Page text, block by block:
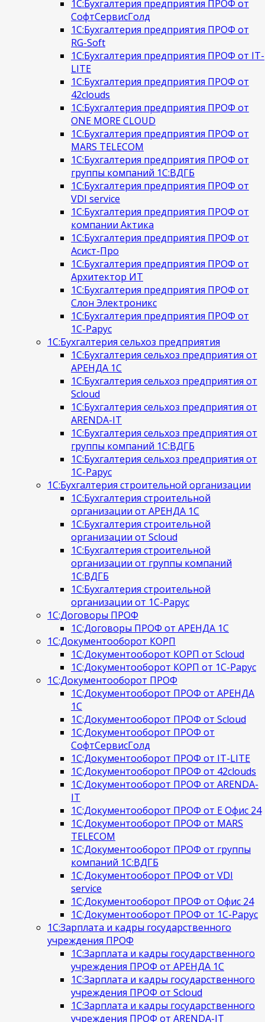
1С:Бухгалтерия предприятия ПРОФ от
СофтСервисГолд
1С:Бухгалтерия предприятия ПРОФ от
RG-Soft
1С:Бухгалтерия предприятия ПРОФ от IT-
LITE
1С:Бухгалтерия предприятия ПРОФ от
42clouds
1С:Бухгалтерия предприятия ПРОФ от
ONE MORE CLOUD
1С:Бухгалтерия предприятия ПРОФ от
MARS TELECOM
1С:Бухгалтерия предприятия ПРОФ от
группы компаний 1С:ВДГБ
1С:Бухгалтерия предприятия ПРОФ от
VDI service
1С:Бухгалтерия предприятия ПРОФ от
компании Актика
1С:Бухгалтерия предприятия ПРОФ от
Асист-Про
1С:Бухгалтерия предприятия ПРОФ от
Архитектор ИТ
1С:Бухгалтерия предприятия ПРОФ от
Слон Электроникс
1С:Бухгалтерия предприятия ПРОФ от
1С-Рарус
1С:Бухгалтерия сельхоз предприятия
1С:Бухгалтерия сельхоз предприятия от
АРЕНДА 1С
1С:Бухгалтерия сельхоз предприятия от
Scloud
1С:Бухгалтерия сельхоз предприятия от
ARENDA-IT
1С:Бухгалтерия сельхоз предприятия от
группы компаний 1С:ВДГБ
1С:Бухгалтерия сельхоз предприятия от
1С-Рарус
1С:Бухгалтерия строительной организации
1С:Бухгалтерия строительной
организации от АРЕНДА 1С
1С:Бухгалтерия строительной
организации от Scloud
1С:Бухгалтерия строительной
организации от группы компаний
1С:ВДГБ
1С:Бухгалтерия строительной
организации от 1С-Рарус
1С:Договоры ПРОФ
1С:Договоры ПРОФ от АРЕНДА 1С
1С:Документооборот КОРП
1С:Документооборот КОРП от Scloud
1С:Документооборот КОРП от 1С-Рарус
1С:Документооборот ПРОФ
1С:Документооборот ПРОФ от АРЕНДА
1С
1С:Документооборот ПРОФ от Scloud
1С:Документооборот ПРОФ от
СофтСервисГолд
1С:Документооборот ПРОФ от IT-LITE
1С:Документооборот ПРОФ от 42clouds
1С:Документооборот ПРОФ от ARENDA-
IT
1С:Документооборот ПРОФ от Е Офис 24
1С:Документооборот ПРОФ от MARS
TELECOM
1С:Документооборот ПРОФ от группы
компаний 1С:ВДГБ
1С:Документооборот ПРОФ от VDI
service
1С:Документооборот ПРОФ от Офис 24
1С:Документооборот ПРОФ от 1С-Рарус
1С:Зарплата и кадры государственного
учреждения ПРОФ
1С:Зарплата и кадры государственного
учреждения ПРОФ от АРЕНДА 1С
1С:Зарплата и кадры государственного
учреждения ПРОФ от Scloud
1С:Зарплата и кадры государственного
учреждения ПРОФ от ARENDA-IT